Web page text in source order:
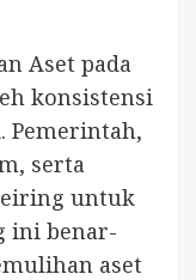
Aset pada
konsistensi
Pemerintah,
serta
untuk
ini benar-
aset